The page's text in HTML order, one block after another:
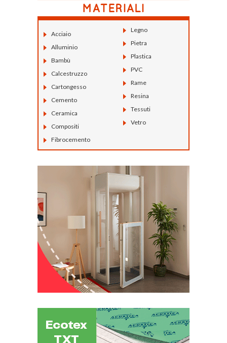
Acciaio
Alluminio
Bambù
Calcestruzzo
Cartongesso
Cemento
Ceramica
Compositi
Fibrocemento
Legno
Pietra
Plastica
PVC
Rame
Resina
Tessuti
Vetro